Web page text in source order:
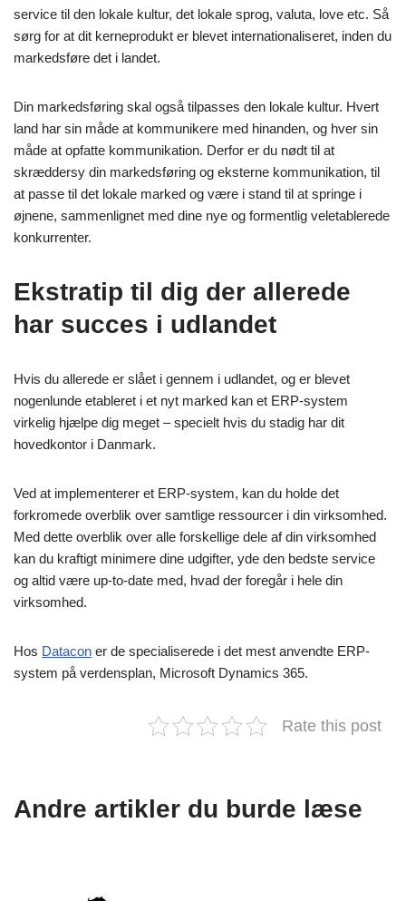
service til den lokale kultur, det lokale sprog, valuta, love etc. Så
sørg for at dit kerneprodukt er blevet internationaliseret, inden du
markedsføre det i landet.
Din markedsføring skal også tilpasses den lokale kultur. Hvert
land har sin måde at kommunikere med hinanden, og hver sin
måde at opfatte kommunikation. Derfor er du nødt til at
skræddersy din markedsføring og eksterne kommunikation, til
at passe til det lokale marked og være i stand til at springe i
øjnene, sammenlignet med dine nye og formentlig veletablerede
konkurrenter.
Ekstratip til dig der allerede
har succes i udlandet
Hvis du allerede er slået i gennem i udlandet, og er blevet
nogenlunde etableret i et nyt marked kan et ERP-system
virkelig hjælpe dig meget – specielt hvis du stadig har dit
hovedkontor i Danmark.
Ved at implementerer et ERP-system, kan du holde det
forkromede overblik over samtlige ressourcer i din virksomhed.
Med dette overblik over alle forskellige dele af din virksomhed
kan du kraftigt minimere dine udgifter, yde den bedste service
og altid være up-to-date med, hvad der foregår i hele din
virksomhed.
Hos Datacon er de specialiserede i det mest anvendte ERP-
system på verdensplan, Microsoft Dynamics 365.
Rate this post
Andre artikler du burde læse